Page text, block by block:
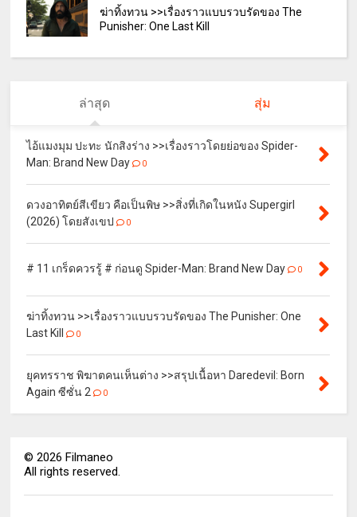
ฆ่าทิ้งทวน >>เรื่องราวแบบรวบรัดของ The
Punisher: One Last Kill
ล่าสุด สุ่ม
ไอ้แมงมุม ปะทะ นักสิงร่าง >>เรื่องราวโดยย่อของ Spider-
Man: Brand New Day
0
ดวงอาทิตย์สีเขียว คือเป็นพิษ >>สิ่งที่เกิดในหนัง Supergirl
(2026) โดยสังเขป
0
# 11 เกร็ดควรรู้ # ก่อนดู Spider-Man: Brand New Day 0
ฆ่าทิ้งทวน >>เรื่องราวแบบรวบรัดของ The Punisher: One
Last Kill
0
ยุคทรราช พิฆาตคนเห็นต่าง >>สรุปเนื้อหา Daredevil: Born
Again ซีซั่น 2
0
©2026 Filmaneo
All rights reserved.